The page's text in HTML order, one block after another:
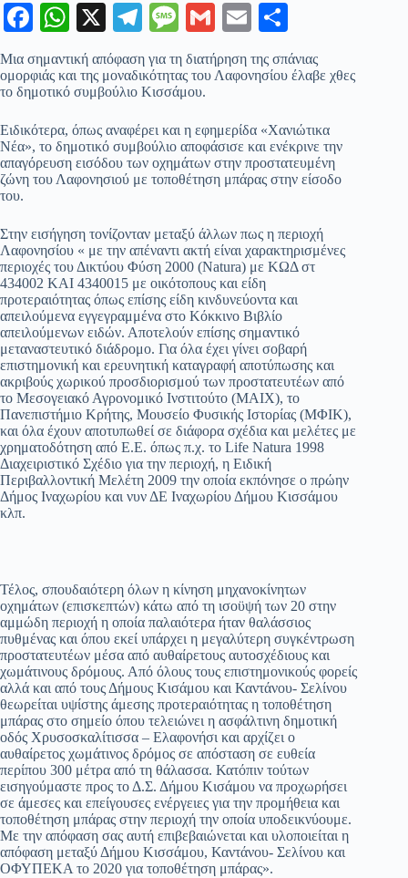
Fa
ce
bo
ok
W
ha
ts
A
pp
X
Te
gr
a
m
M
es
sa
ge
G
ail
E
ail
οι
ρ
στ
εί
τε
Μια σημαντική απόφαση για τη διατήρηση της σπάνιας
ομορφιάς και της μοναδικότητας του Λαφονησίου έλαβε χθες
το δημοτικό συμβούλιο Κισσάμου.
Ειδικότερα, όπως αναφέρει και η εφημερίδα «Χανιώτικα
Νέα», το δημοτικό συμβούλιο αποφάσισε και ενέκρινε την
απαγόρευση εισόδου των οχημάτων στην προστατευμένη
ζώνη του Λαφονησιού με τοποθέτηση μπάρας στην είσοδο
του.
Στην εισήγηση τονίζονταν μεταξύ άλλων πως η περιοχή
Λαφονησίου « με την απέναντι ακτή είναι χαρακτηρισμένες
περιοχές του Δικτύου Φύση 2000 (Natura) με ΚΩΔ στ
434002 ΚΑΙ 4340015 με οικότοπους και είδη
προτεραιότητας όπως επίσης είδη κινδυνεύοντα και
απειλούμενα εγγεγραμμένα στο Κόκκινο Βιβλίο
απειλούμενων ειδών. Αποτελούν επίσης σημαντικό
μεταναστευτικό διάδρομο. Για όλα έχει γίνει σοβαρή
επιστημονική και ερευνητική καταγραφή αποτύπωσης και
ακριβούς χωρικού προσδιορισμού των προστατευτέων από
το Μεσογειακό Αγρονομικό Ινστιτούτο (ΜΑΙΧ), το
Πανεπιστήμιο Κρήτης, Μουσείο Φυσικής Ιστορίας (ΜΦΙΚ),
και όλα έχουν αποτυπωθεί σε διάφορα σχέδια και μελέτες με
χρηματοδότηση από Ε.Ε. όπως π.χ. το Life Natura 1998
Διαχειριστικό Σχέδιο για την περιοχή, η Ειδική
Περιβαλλοντική Μελέτη 2009 την οποία εκπόνησε ο πρώην
Δήμος Ιναχωρίου και νυν ΔΕ Ιναχωρίου Δήμου Κισσάμου
κλπ.
Τέλος, σπουδαιότερη όλων η κίνηση μηχανοκίνητων
οχημάτων (επισκεπτών) κάτω από τη ισοϋψή των 20 στην
αμμώδη περιοχή η οποία παλαιότερα ήταν θαλάσσιος
πυθμένας και όπου εκεί υπάρχει η μεγαλύτερη συγκέντρωση
προστατευτέων μέσα από αυθαίρετους αυτοσχέδιους και
χωμάτινους δρόμους. Από όλους τους επιστημονικούς φορείς
αλλά και από τους Δήμους Κισάμου και Καντάνου- Σελίνου
θεωρείται υψίστης άμεσης προτεραιότητας η τοποθέτηση
μπάρας στο σημείο όπου τελειώνει η ασφάλτινη δημοτική
οδός Χρυσοσκαλίτισσα – Ελαφονήσι και αρχίζει ο
αυθαίρετος χωμάτινος δρόμος σε απόσταση σε ευθεία
περίπου 300 μέτρα από τη θάλασσα. Κατόπιν τούτων
εισηγούμαστε προς το Δ.Σ. Δήμου Κισάμου να προχωρήσει
σε άμεσες και επείγουσες ενέργειες για την προμήθεια και
τοποθέτηση μπάρας στην περιοχή την οποία υποδεικνύουμε.
Με την απόφαση σας αυτή επιβεβαιώνεται και υλοποιείται η
απόφαση μεταξύ Δήμου Κισσάμου, Καντάνου- Σελίνου και
ΟΦΥΠΕΚΑ το 2020 για τοποθέτηση μπάρας».